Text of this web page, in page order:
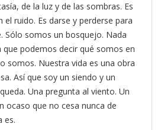
de la luz y de las sombras. Es
el ruido. Es darse y perderse para
Sólo somos un bosquejo. Nada
que podemos decir qué somos en
somos. Nuestra vida es una obra
Así que soy un siendo y un
Una pregunta al viento. Un
ocaso que no cesa nunca de
es.